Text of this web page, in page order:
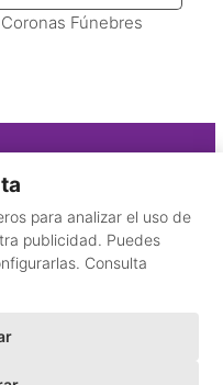
115
35 78
para analizar el uso de
publicidad. Puedes
Consulta